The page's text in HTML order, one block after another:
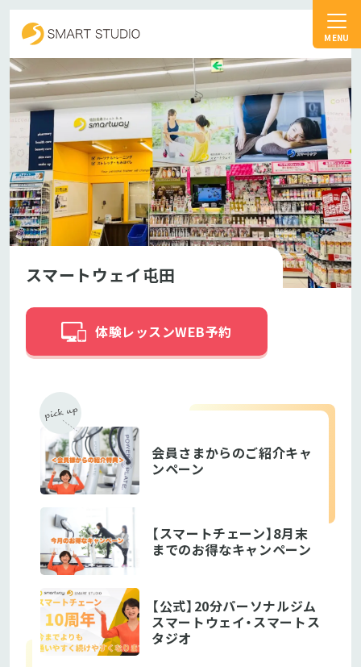
スマートウェイ屯田
体験レッスンWEB予約
会員さまからのご紹介キャ
ンペーン
【スマートチェーン】8月末
までのお得なキャンペーン
【公式】20分パーソナルジム
スマートウェイ・スマートス
タジオ